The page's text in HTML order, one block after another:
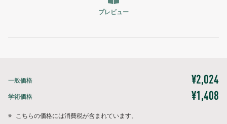
プレビュー
一般価格 ¥2,024
学術価格 ¥1,408
※ こちらの価格には消費税が含まれています。